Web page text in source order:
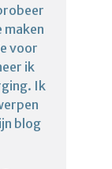
maken
voor
ik
Ik
blog